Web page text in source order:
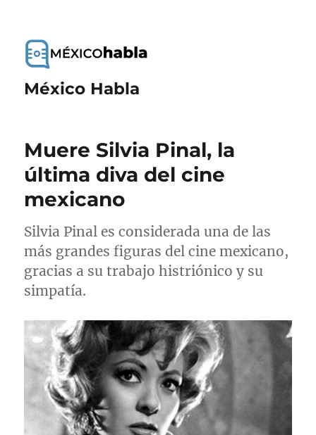
México Habla
Muere Silvia Pinal, la
última diva del cine
mexicano
Silvia Pinal es considerada una de las
más grandes figuras del cine mexicano,
gracias a su trabajo histriónico y su
simpatía.